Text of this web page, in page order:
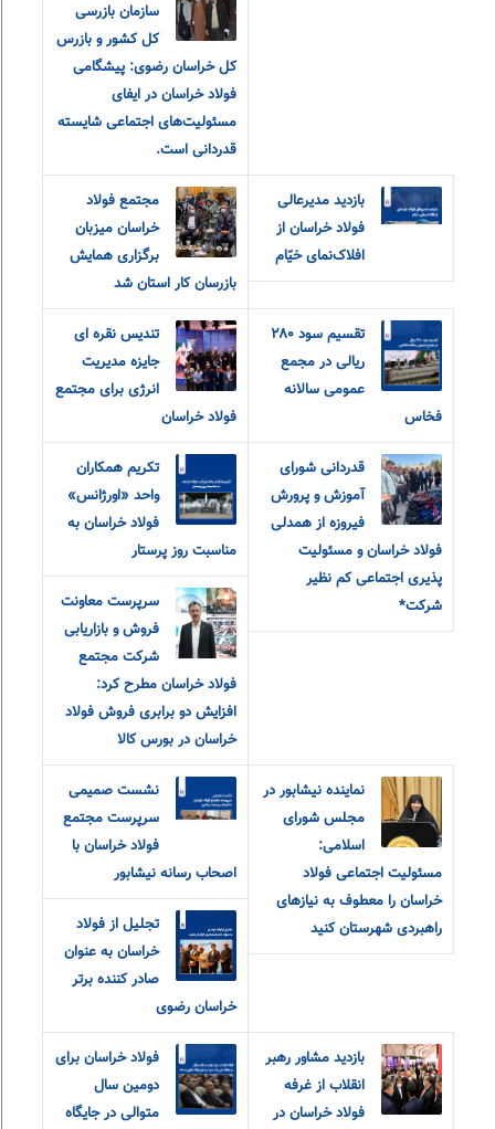
سازمان بازرسی
کل کشور و بازرس
کل خراسان رضوی: پیشگامی
فولاد خراسان در ایفای
مسئولیت‌های اجتماعی شایسته
قدردانی است.
بازدید مدیرعالی
فولاد خراسان از
افلاک‌نمای خیّام
مجتمع فولاد
خراسان میزبان
برگزاری همایش
بازرسان کار استان شد
تقسیم سود ۲۸۰
ریالی در مجمع
عمومی سالانه
فخاس
تندیس نقره ای
جایزه مدیریت
انرژی برای مجتمع
فولاد خراسان
قدردانی شورای
آموزش و‌ پرورش
فیروزه از همدلی
فولاد خراسان و مسئولیت
پذیری اجتماعی کم نظیر
شرکت*
تکریم همکاران
واحد «اورژانس»
فولاد خراسان به
مناسبت روز پرستار
سرپرست معاونت
فروش و بازاریابی
شرکت مجتمع
فولاد خراسان مطرح کرد:
افزایش دو برابری فروش فولاد
خراسان در بورس کالا
نماینده نیشابور در
مجلس شورای
اسلامی:
مسئولیت اجتماعی فولاد
خراسان را معطوف به نیازهای
راهبردی شهرستان کنید
نشست صمیمی
سرپرست مجتمع
فولاد خراسان با
اصحاب رسانه نیشابور
تجلیل از فولاد
خراسان به عنوان
صادر کننده برتر
خراسان رضوی
بازدید مشاور رهبر
انقلاب از غرفه
فولاد خراسان در
فولاد خراسان برای
دومین سال
متوالی در جایگاه